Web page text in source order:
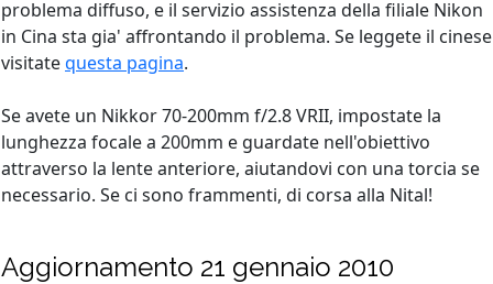
problema diffuso, e il servizio assistenza della filiale Nikon
in Cina sta gia' affrontando il problema. Se leggete il cinese
visitatequesta pagina.
Se avete un Nikkor 70-200mm f/2.8 VRII, impostate la
lunghezza focale a 200mm e guardate nell'obiettivo
attraverso la lente anteriore, aiutandovi con una torcia se
necessario. Se ci sono frammenti, di corsa alla Nital!
Aggiornamento 21 gennaio 2010